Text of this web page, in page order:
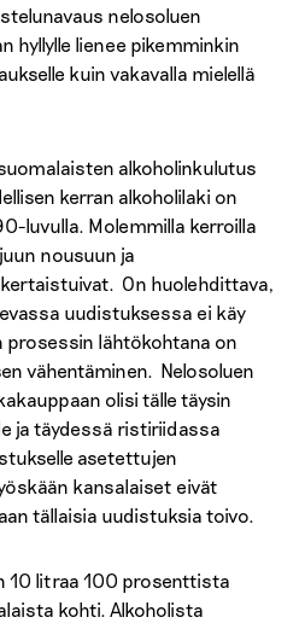
nelosoluen
hyllylle lienee pikemminkin
kuin vakavalla mielellä
alkoholinkulutus
kerran alkoholilaki on
luvulla. Molemmilla kerroilla
nousuun ja
On huolehdittava,
uudistuksessa ei käy
prosessin lähtökohtana on
vähentäminen. Nelosoluen
olisi tälle täysin
ja täydessä ristiriidassa
asetettujen
kansalaiset eivät
tällaisia uudistuksia toivo.
10 litraa 100 prosenttista
kohti. Alkoholista